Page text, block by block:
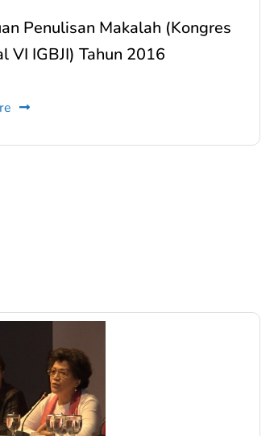
Penulisan Makalah (Kongres
VI IGBJI) Tahun 2016